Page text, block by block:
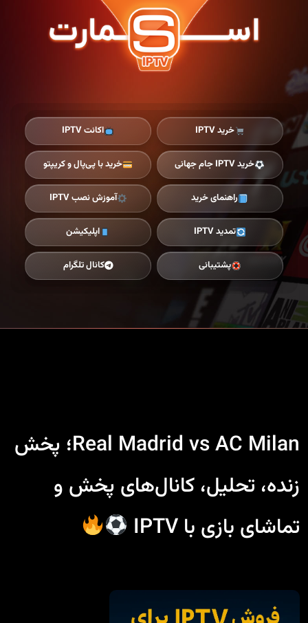
خرید IPTV اکانت IPTV
خرید IPTV جام جهانی خرید با پی‌پال و کریپتو
راهنمای خرید آموزش نصب IPTV
تمدید IPTV اپلیکیشن
پشتیبانی کانال تلگرام
Real Madrid vs AC Milan؛ پخش
زنده، تحلیل، کانال‌های پخش و
تماشای بازی با IPTV